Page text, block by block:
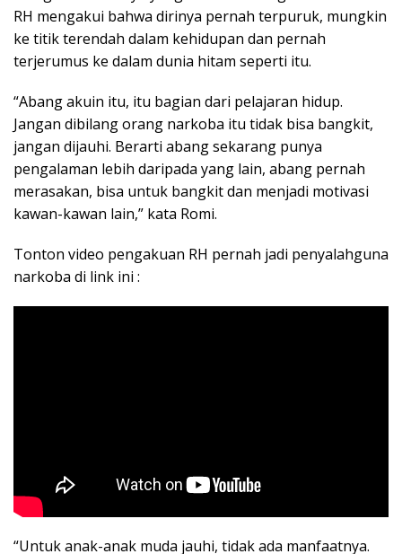
RH mengakui bahwa dirinya pernah terpuruk, mungkin
ke titik terendah dalam kehidupan dan pernah
terjerumus ke dalam dunia hitam seperti itu.
“Abang akuin itu, itu bagian dari pelajaran hidup.
Jangan dibilang orang narkoba itu tidak bisa bangkit,
jangan dijauhi. Berarti abang sekarang punya
pengalaman lebih daripada yang lain, abang pernah
merasakan, bisa untuk bangkit dan menjadi motivasi
kawan-kawan lain,” kata Romi.
Tonton video pengakuan RH pernah jadi penyalahguna
narkoba di link ini :
“Untuk anak-anak muda jauhi, tidak ada manfaatnya.